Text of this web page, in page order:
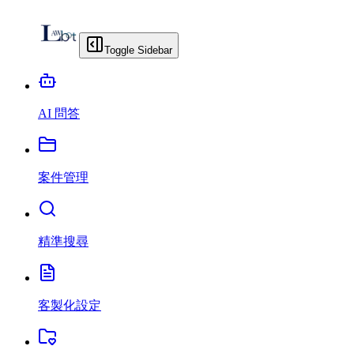
Toggle Sidebar
AI 問答
案件管理
精準搜尋
客製化設定